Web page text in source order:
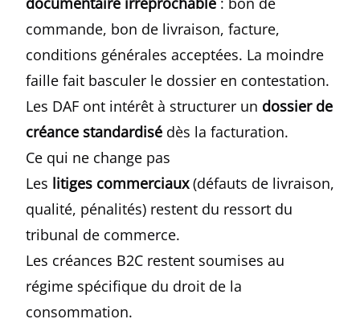
commande, bon de livraison, facture,
conditions générales acceptées. La moindre
faille fait basculer le dossier en contestation.
Les DAF ont intérêt à structurer un dossier de
créance standardisé dès la facturation.
Ce qui ne change pas
Les litiges commerciaux(défauts de livraison,
qualité, pénalités) restent du ressort du
tribunal de commerce.
Les créances B2C restent soumises au
régime spécifique du droit de la
consommation.